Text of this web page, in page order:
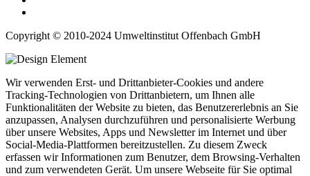
Copyright © 2010-2024 Umweltinstitut Offenbach GmbH
Wir verwenden Erst- und Drittanbieter-Cookies und andere
Tracking-Technologien von Drittanbietern, um Ihnen alle
Funktionalitäten der Website zu bieten, das Benutzererlebnis an Sie
anzupassen, Analysen durchzuführen und personalisierte Werbung
über unsere Websites, Apps und Newsletter im Internet und über
Social-Media-Plattformen bereitzustellen. Zu diesem Zweck
erfassen wir Informationen zum Benutzer, dem Browsing-Verhalten
und zum verwendeten Gerät. Um unsere Webseite für Sie optimal